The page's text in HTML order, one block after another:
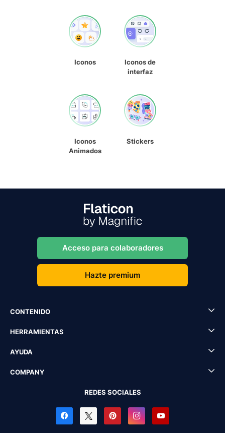
Iconos
Iconos de
interfaz
Iconos
Animados
Stickers
Acceso para colaboradores
Hazte premium
CONTENIDO
HERRAMIENTAS
AYUDA
COMPANY
REDES SOCIALES